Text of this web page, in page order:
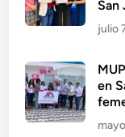
San
julio
en